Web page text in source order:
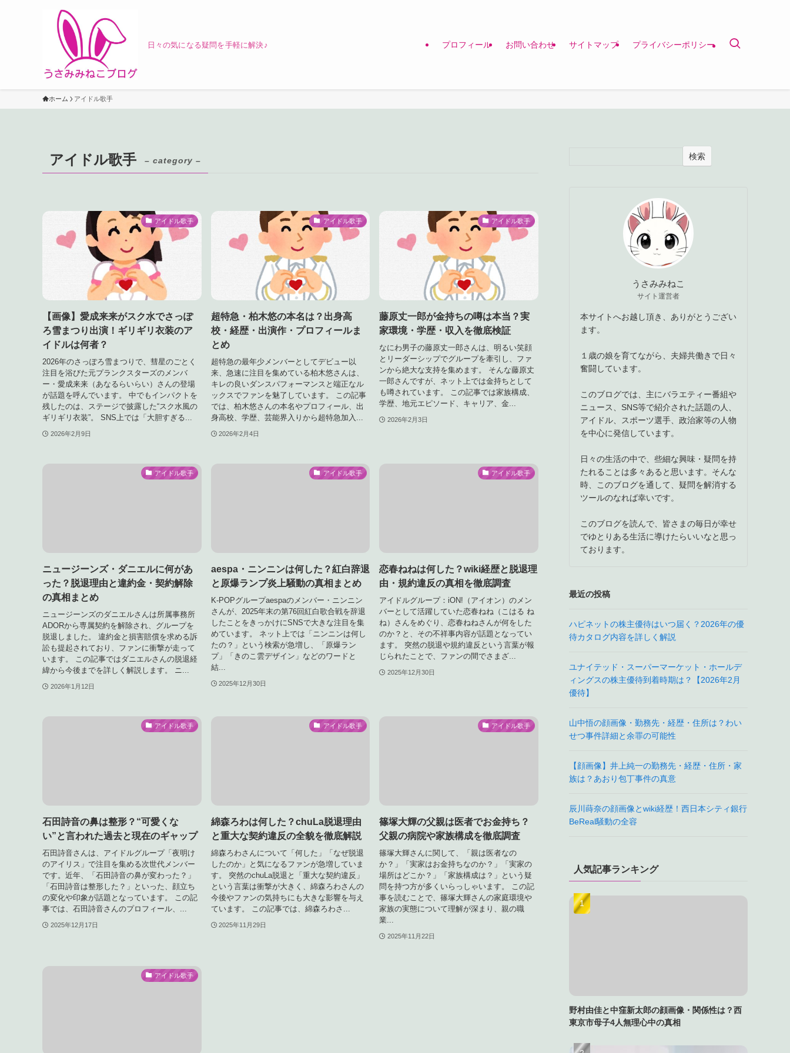
日々の気になる疑問を手軽に解決♪ プロフィール お問い合わせ サイトマップ プライバシーポリシー
ホーム アイドル歌手
アイドル歌手 – category –
アイドル歌手
【画像】愛成来来がスク水でさっぽ
ろ雪まつり出演！ギリギリ衣装のア
イドルは何者？
2026年のさっぽろ雪まつりで、彗星のごとく
注目を浴びた元プランクスターズのメンバ
ー・愛成来来（あなるらいらい）さんの登場
が話題を呼んでいます。 中でもインパクトを
残したのは、ステージで披露した“スク水風の
ギリギリ衣装”。 SNS上では「大胆すぎる...
2026年2月9日
アイドル歌手
超特急・柏木悠の本名は？出身高
校・経歴・出演作・プロフィールま
とめ
超特急の最年少メンバーとしてデビュー以
来、急速に注目を集めている柏木悠さんは、
キレの良いダンスパフォーマンスと端正なル
ックスでファンを魅了しています。 この記事
では、柏木悠さんの本名やプロフィール、出
身高校、学歴、芸能界入りから超特急加入...
2026年2月4日
アイドル歌手
藤原丈一郎が金持ちの噂は本当？実
家環境・学歴・収入を徹底検証
なにわ男子の藤原丈一郎さんは、明るい笑顔
とリーダーシップでグループを牽引し、ファ
ンから絶大な支持を集めます。 そんな藤原丈
一郎さんですが、ネット上では金持ちとして
も噂されています。 この記事では家族構成、
学歴、地元エピソード、キャリア、金...
2026年2月3日
アイドル歌手
ニュージーンズ・ダニエルに何があ
った？脱退理由と違約金・契約解除
の真相まとめ
ニュージーンズのダニエルさんは所属事務所
ADORから専属契約を解除され、グループを
脱退しました。 違約金と損害賠償を求める訴
訟も提起されており、ファンに衝撃が走って
います。 この記事ではダニエルさんの脱退経
緯から今後までを詳しく解説します。 ニ...
2026年1月12日
アイドル歌手
aespa・ニンニンは何した？紅白辞退
と原爆ランプ炎上騒動の真相まとめ
K-POPグループaespaのメンバー・ニンニン
さんが、2025年末の第76回紅白歌合戦を辞退
したことをきっかけにSNSで大きな注目を集
めています。 ネット上では「ニンニンは何し
たの？」という検索が急増し、「原爆ラン
プ」「きのこ雲デザイン」などのワードと
結...
2025年12月30日
アイドル歌手
恋春ねねは何した？wiki経歴と脱退理
由・規約違反の真相を徹底調査
アイドルグループ：iON!（アイオン）のメン
バーとして活躍していた恋春ねね（こはる ね
ね）さんをめぐり、恋春ねねさんが何をした
のか？と、その不祥事内容が話題となってい
ます。 突然の脱退や規約違反という言葉が報
じられたことで、ファンの間でさまざ...
2025年12月30日
アイドル歌手
石田詩音の鼻は整形？“可愛くな
い”と言われた過去と現在のギャップ
石田詩音さんは、アイドルグループ「夜明け
のアイリス」で注目を集める次世代メンバー
です。近年、「石田詩音の鼻が変わった？」
「石田詩音は整形した？」といった、顔立ち
の変化や印象が話題となっています。 この記
事では、石田詩音さんのプロフィール、...
2025年12月17日
アイドル歌手
綿森ろわは何した？chuLa脱退理由
と重大な契約違反の全貌を徹底解説
綿森ろわさんについて「何した」「なぜ脱退
したのか」と気になるファンが急増していま
す。 ​突然のchuLa脱退と「重大な契約違反」
という言葉は衝撃が大きく、綿森ろわさんの
今後やファンの気持ちにも大きな影響を与え
ています。 ​この記事では、綿森ろわさ...
2025年11月29日
アイドル歌手
篠塚大輝の父親は医者でお金持ち？
父親の病院や家族構成を徹底調査
篠塚大輝さんに関して、「親は医者なの
か？」「実家はお金持ちなのか？」「実家の
場所はどこか？」「家族構成は？」という疑
問を持つ方が多くいらっしゃいます。 この記
事を読むことで、篠塚大輝さんの家庭環境や
家族の実態について理解が深まり、親の職
業...
2025年11月22日
アイドル歌手
検索
うさみみねこ
サイト運営者
本サイトへお越し頂き、ありがとうござい
ます。
１歳の娘を育てながら、夫婦共働きで日々
奮闘しています。
このブログでは、主にバラエティー番組や
ニュース、SNS等で紹介された話題の人、
アイドル、スポーツ選手、政治家等の人物
を中心に発信しています。
日々の生活の中で、些細な興味・疑問を持
たれることは多々あると思います。そんな
時、このブログを通して、疑問を解消する
ツールのなれば幸いです。
このブログを読んで、皆さまの毎日が幸せ
でゆとりある生活に導けたらいいなと思っ
ております。
最近の投稿
ハピネットの株主優待はいつ届く？2026年の優
待カタログ内容を詳しく解説
ユナイテッド・スーパーマーケット・ホールデ
ィングスの株主優待到着時期は？【2026年2月
優待】
山中悟の顔画像・勤務先・経歴・住所は？わい
せつ事件詳細と余罪の可能性
【顔画像】井上純一の勤務先・経歴・住所・家
族は？あおり包丁事件の真意
辰川蒔奈の顔画像とwiki経歴！西日本シティ銀行
BeReal騒動の全容
人気記事ランキング
野村由佳と中窪新太郎の顔画像・関係性は？西
東京市母子4人無理心中の真相